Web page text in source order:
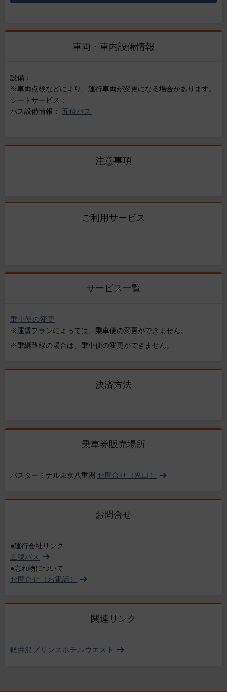
車両・車内設備情報
設備：
※車両点検などにより、運行車両が変更になる場合があります。
シートサービス：
バス設備情報： 五稜バス
注意事項
ご利用サービス
サービス一覧
乗車便の変更
※運賃プランによっては、乗車便の変更ができません。
※乗継路線の場合は、乗車便の変更ができません。
決済方法
乗車券販売場所
バスターミナル東京八重洲 お問合せ（窓口）
お問合せ
●運行会社リンク
五稜バス
●忘れ物について
お問合せ（お電話）
関連リンク
軽井沢プリンスホテルウエスト